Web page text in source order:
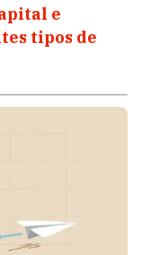
e
tipos de